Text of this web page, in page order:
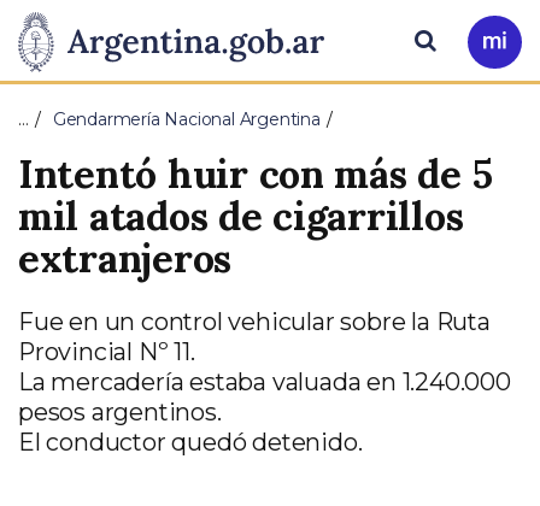
Presidencia
de
la
Nación
Pasar al contenido principal
Ir
a
Buscar
… Gendarmería Nacional Argentina
Intentó huir con más de 5
mil atados de cigarrillos
extranjeros
Fue en un control vehicular sobre la Ruta
Provincial Nº 11.
La mercadería estaba valuada en 1.240.000
pesos argentinos.
El conductor quedó detenido.